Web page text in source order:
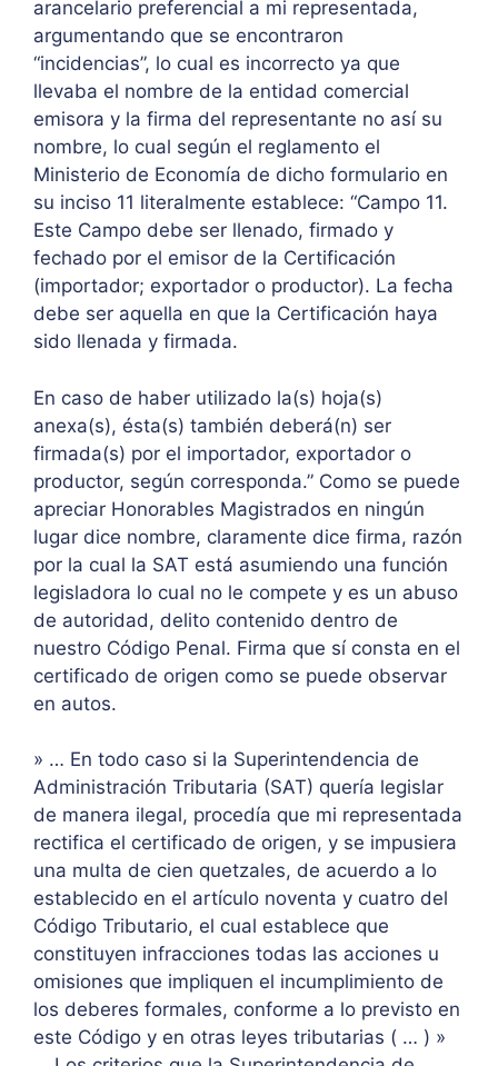
arancelario preferencial a mi representada,
argumentando que se encontraron
“incidencias”, lo cual es incorrecto ya que
llevaba el nombre de la entidad comercial
emisora y la firma del representante no así su
nombre, lo cual según el reglamento el
Ministerio de Economía de dicho formulario en
su inciso 11 literalmente establece: “Campo 11.
Este Campo debe ser llenado, firmado y
fechado por el emisor de la Certificación
(importador; exportador o productor). La fecha
debe ser aquella en que la Certificación haya
sido llenada y firmada.
En caso de haber utilizado la(s) hoja(s)
anexa(s), ésta(s) también deberá(n) ser
firmada(s) por el importador, exportador o
productor, según corresponda.” Como se puede
apreciar Honorables Magistrados en ningún
lugar dice nombre, claramente dice firma, razón
por la cual la SAT está asumiendo una función
legisladora lo cual no le compete y es un abuso
de autoridad, delito contenido dentro de
nuestro Código Penal. Firma que sí consta en el
certificado de origen como se puede observar
en autos.
» … En todo caso si la Superintendencia de
Administración Tributaria (SAT) quería legislar
de manera ilegal, procedía que mi representada
rectifica el certificado de origen, y se impusiera
una multa de cien quetzales, de acuerdo a lo
establecido en el artículo noventa y cuatro del
Código Tributario, el cual establece que
constituyen infracciones todas las acciones u
omisiones que impliquen el incumplimiento de
los deberes formales, conforme a lo previsto en
este Código y en otras leyes tributarias ( … ) »